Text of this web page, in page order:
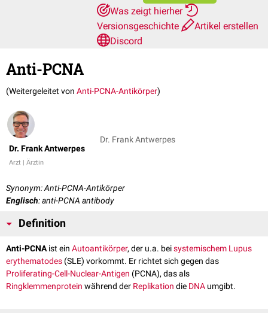
Was zeigt hierher
Versionsgeschichte
Artikel erstellen
Discord
Anti-PCNA
(Weitergeleitet von Anti-PCNA-Antikörper)
Dr. Frank Antwerpes
Arzt | Ärztin
Dr. Frank Antwerpes
Synonym: Anti-PCNA-Antikörper
Englisch: anti-PCNA antibody
Definition
Anti-PCNAist ein Autoantikörper, der u.a. beisystemischem Lupus
erythematodes (SLE) vorkommt. Er richtet sich gegen das
Proliferating-Cell-Nuclear-Antigen (PCNA), das als
Ringklemmenprotein während der Replikation die DNA umgibt.